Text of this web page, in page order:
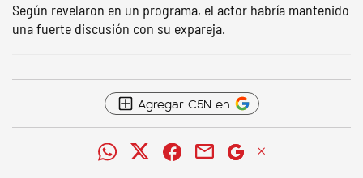
Según revelaron en un programa, el actor habría mantenido
una fuerte discusión con su expareja.
Agregar C5N en